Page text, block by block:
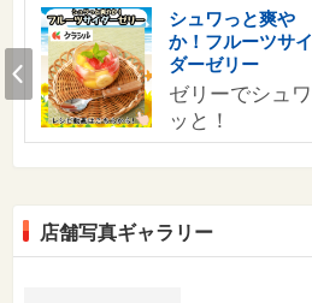
シュワっと爽や
か！フルーツサイ
ダーゼリー
ゼリーでシュワ
ッと！
Prev
店舗写真ギャラリー